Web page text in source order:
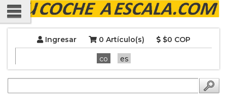
Ingresar 0 Artículo(s) $0 COP
co es